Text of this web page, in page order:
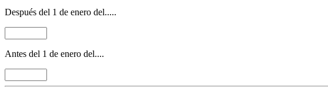
Después del 1 de enero del.....
Antes del 1 de enero del....